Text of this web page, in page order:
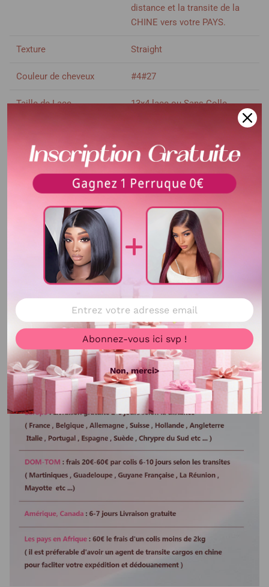
distance et la transite de la
CHINE vers votre PAYS.
Texture Straight
Couleur de cheveux #4#27
Taille de Lace 13x4 lace ou Sans Colle
Longueur 6-12 pouces
Délai d'utilisation Plus de 3 ans
Couleur de dentelle Dentelle transparent
Bandes élastique Ajustable
Colorable ou décolorable
Voir plus
Abonnez-vous ici svp !
Non, merci>